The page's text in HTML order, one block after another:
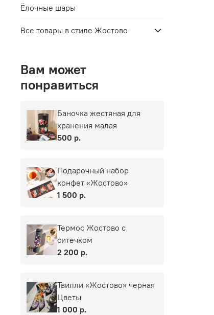
Ёлочные шары
Все товары в стиле Жостово
Вам может
понравиться
Баночка жестяная для
хранения малая
500 р.
Подарочный набор
конфет «Жостово»
1 500 р.
Термос Жостово с
ситечком
2 200 р.
Твилли «Жостово» черная
Цветы
1 000 р.